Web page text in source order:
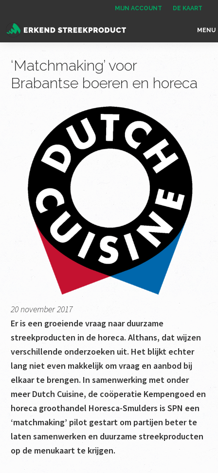
naar
de
naar
de
inhoud
naar
de
sidebar
naar
de
MIJN ACCOUNT DE KAART
Erkend
het
enige
onafhankelijke
landelijke
streekproducten
MENU
‘Matchmaking’ voor
Brabantse boeren en horeca
20 november 2017
Er is een groeiende vraag naar duurzame
streekproducten in de horeca. Althans, dat wijzen
verschillende onderzoeken uit. Het blijkt echter
lang niet even makkelijk om vraag en aanbod bij
elkaar te brengen. In samenwerking met onder
meer Dutch Cuisine, de coöperatie Kempengoed en
horeca groothandel Horesca-Smulders is SPN een
‘matchmaking’ pilot gestart om partijen beter te
laten samenwerken en duurzame streekproducten
op de menukaart te krijgen.